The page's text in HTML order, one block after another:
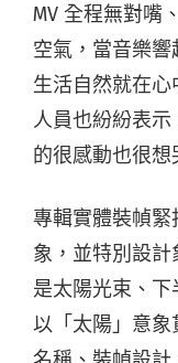
MV 全程無對嘴
空氣，當音樂
生活自然就在
人員也紛紛表
的很感動也很想
專輯實體裝幀
象，並特別設計
是太陽光束、下
以「太陽」意